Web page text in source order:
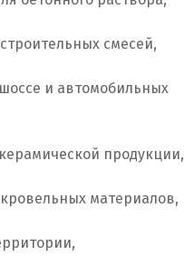
смесей,
и автомобильных
продукции,
материалов,